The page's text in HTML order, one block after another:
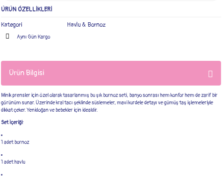
ÜRÜN ÖZELLİKLERİ
Kategori Havlu & Bornoz
Aynı Gün Kargo
Ürün Bilgisi
Minik prensler için özel olarak tasarlanmış bu şık bornoz seti, banyo sonrası hem konfor hem de zarif bir
görünüm sunar. Üzerinde kral tacı şeklinde süslemeler, mavi kurdele detayı ve gümüş taş işlemeleriyle
dikkat çeker. Yenidoğan ve bebekler için idealdir.
Set İçeriği:
1 adet bornoz
1 adet havlu